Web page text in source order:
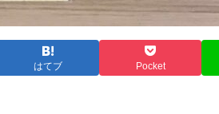
はてブ Pocket